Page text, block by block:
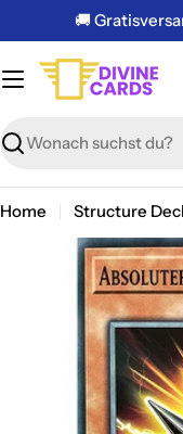
Inhalt
springen
🚚
Suchen
Home Structure